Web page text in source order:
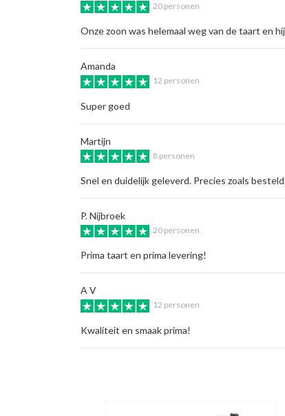
20 personen
Onze zoon was helemaal weg van de taart en
Amanda
12 personen
Super goed
Martijn
8 personen
Snel en duidelijk geleverd. Precies zoals
P. Nijbroek
20 personen
Prima taart en prima levering!
A V
12 personen
Kwaliteit en smaak prima!